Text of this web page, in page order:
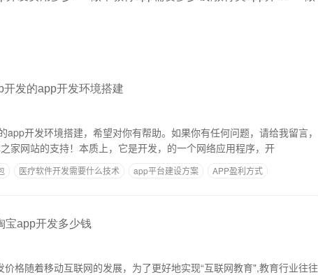
发的app开发环境搭建
开发环境搭建，希望对你有帮助。如果你有任何问题，请给我留言，
家网站的支持！本质上，它是开发，的一个网络应用程序，开
医疗软件开发需要什么技术 app平台建设方案 APP盈利方式
宝app开发多少钱
格随着移动互联网的发展，为了更好地实现“互联网教育",教育行业往往